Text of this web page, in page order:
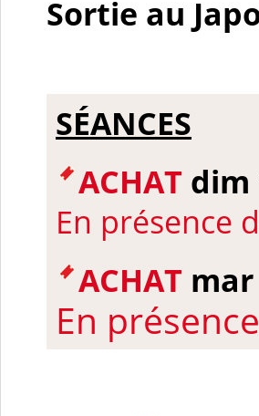
Sortie au
SÉANCES
ACHAT dim
En présence
ACHAT
En